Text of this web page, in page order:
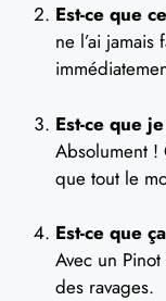
Est-ce que
ne l’ai
Est-ce que
Absolument
que tout le
Est-ce que
Avec un
des ravages.